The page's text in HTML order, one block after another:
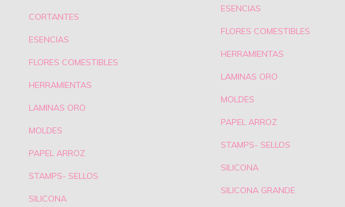
CORTANTES
ESENCIAS
FLORES COMESTIBLES
HERRAMIENTAS
LAMINAS ORO
MOLDES
PAPEL ARROZ
STAMPS- SELLOS
SILICONA
ESENCIAS
FLORES COMESTIBLES
HERRAMIENTAS
LAMINAS ORO
MOLDES
PAPEL ARROZ
STAMPS- SELLOS
SILICONA
SILICONA GRANDE